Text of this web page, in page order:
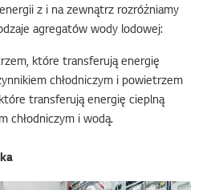
z i na zewnątrz rozróżniamy
agregatów wody lodowej:
które transferują energię
chłodniczym i powietrzem
transferują energię cieplną
chłodniczym i wodą.